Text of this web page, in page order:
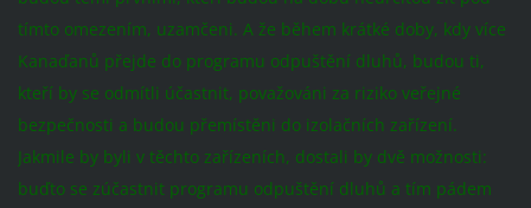
tímto omezením, uzamčeni. A že během krátké doby, kdy více
Kanaďanů přejde do programu odpuštění dluhů, budou ti,
kteří by se odmítli účastnit, považováni za riziko veřejné
bezpečnosti a budou přemístěni do izolačních zařízení.
Jakmile by byli v těchto zařízeních, dostali by dvě možnosti:
buďto se zúčastnit programu odpuštění dluhů a tím pádem